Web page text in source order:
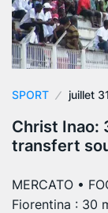
SPORT juillet
Christ Inao:
transfert
MERCATO •
Fiorentina : 30